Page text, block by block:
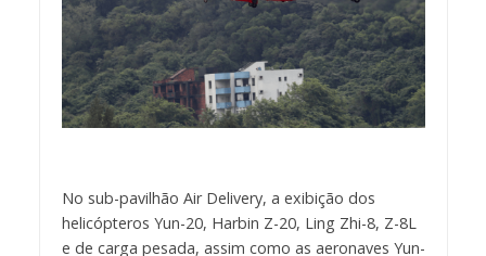
No sub-pavilhão Air Delivery, a exibição dos
helicópteros Yun-20, Harbin Z-20, Ling Zhi-8, Z-8L
e de carga pesada, assim como as aeronaves Yun-